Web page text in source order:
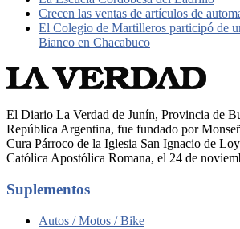
Crecen las ventas de artículos de
El Colegio de Martilleros participó de
Bianco en Chacabuco
El Diario La Verdad de Junín, Provincia de
República Argentina, fue fundado por
Cura Párroco de la Iglesia San Ignacio de
Católica Apostólica Romana, el 24 de
Suplementos
Autos / Motos / Bike